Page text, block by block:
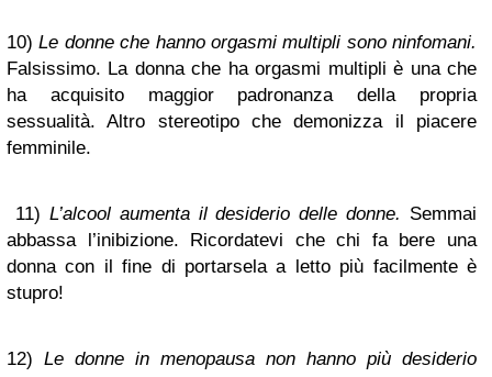
10) Le donne che hanno orgasmi multipli sono ninfomani.
Falsissimo. La donna che ha orgasmi multipli è una che
ha acquisito maggior padronanza della propria
sessualità. Altro stereotipo che demonizza il piacere
femminile.
11) L’alcool aumenta il desiderio delle donne. Semmai
abbassa l’inibizione. Ricordatevi che chi fa bere una
donna con il fine di portarsela a letto più facilmente è
stupro!
12) Le donne in menopausa non hanno più desiderio